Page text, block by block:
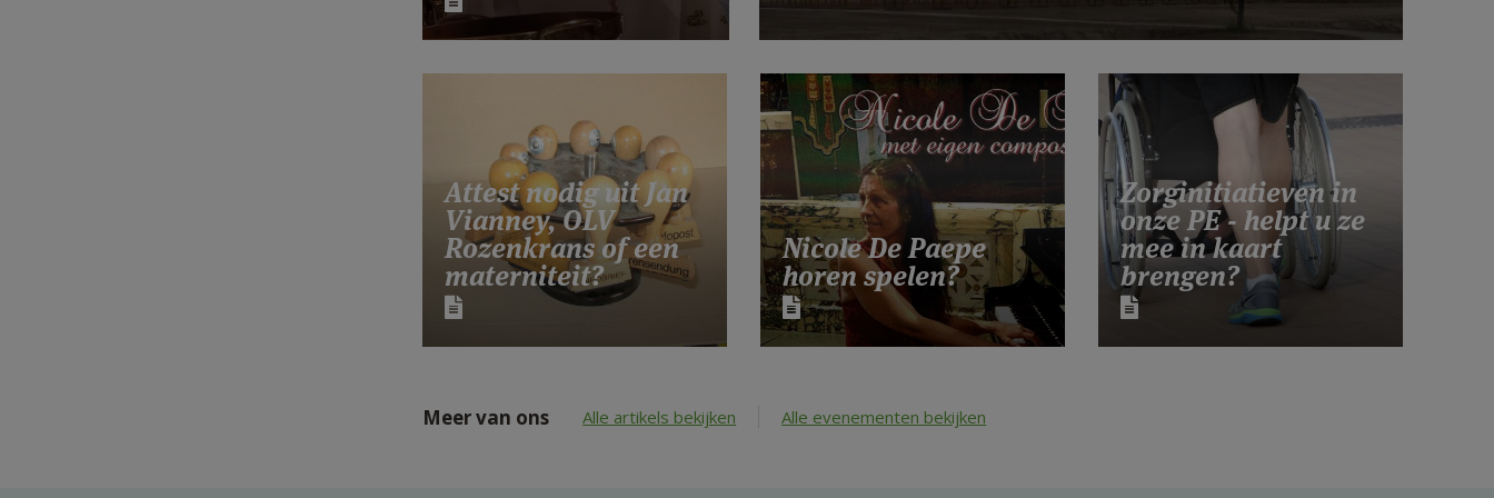
Attest nodig uit Jan
Vianney, OLV
Rozenkrans of een
materniteit?
Nicole De Paepe
horen spelen?
Zorginitiatieven in
onze PE - helpt u ze
mee in kaart
brengen?
Meer van ons Alle artikels bekijken Alle evenementen bekijken